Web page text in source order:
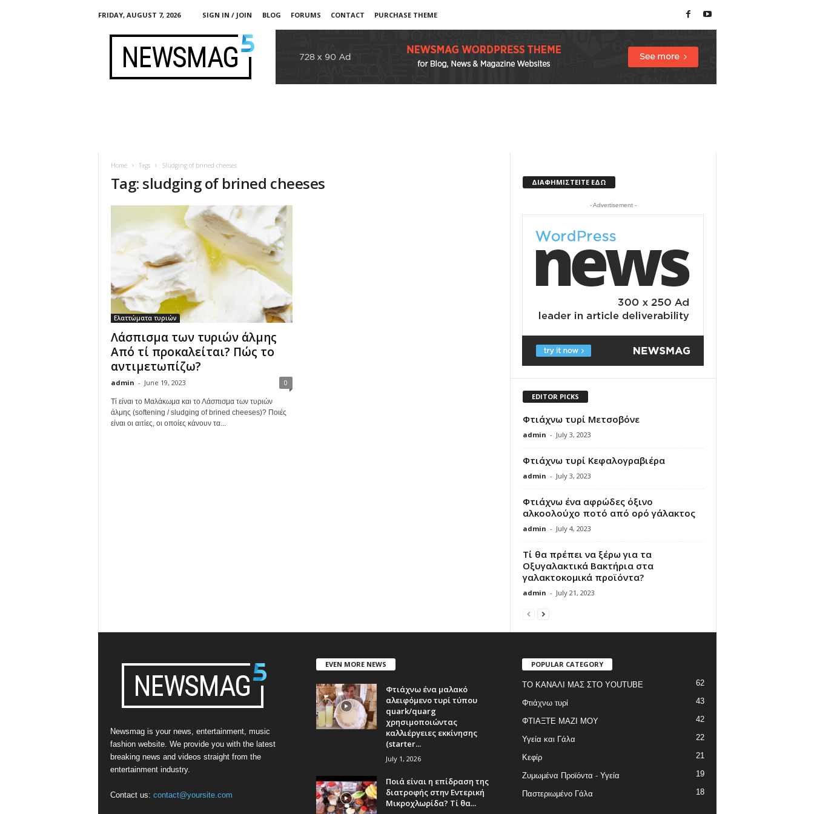
FRIDAY, AUGUST 7, 2026 SIGN IN / JOIN BLOG FORUMS CONTACT
PURCHASE THEME
Home Tags Sludging of brined cheeses
Tag: sludging of brined cheeses
Ελαττώματα τυριών
Λάσπισμα των τυριών άλμης
Από τί προκαλείται? Πώς το
αντιμετωπίζω?
admin - June 19, 2023 0
Τί είναι το Μαλάκωμα και το Λάσπισμα των τυριών
άλμης (softening / sludging of brined cheeses)? Ποιές
είναι οι αιτίες, οι οποίες κάνουν τα...
ΔΙΑΦΗΜΙΣΤΕΙΤΕ ΕΔΩ
- Advertisement -
EDITOR PICKS
Φτιάχνω τυρί Μετσοβόνε
admin - July 3, 2023
Φτιάχνω τυρί Κεφαλογραβιέρα
admin - July 3, 2023
Φτιάχνω ένα αφρώδες όξινο
αλκοολούχο ποτό από ορό γάλακτος
admin - July 4, 2023
Τί θα πρέπει να ξέρω για τα
Οξυγαλακτικά Βακτήρια στα
γαλακτοκομικά προϊόντα?
admin - July 21, 2023
Newsmag is your news, entertainment, music
fashion website. We provide you with the latest
breaking news and videos straight from the
entertainment industry.
Contact us: contact@yoursite.com
EVEN MORE NEWS
Φτιάχνω ένα μαλακό
αλειφόμενο τυρί τύπου
quark/quarg
χρησιμοποιώντας
καλλιέργειες εκκίνησης
(starter...
July 1, 2026
Ποιά είναι η επίδραση της
διατροφής στην Εντερική
Μικροχλωρίδα? Τί θα...
POPULAR CATEGORY
ΤΟ ΚΑΝΑΛΙ ΜΑΣ ΣΤΟ YOUTUBE 62
Φτιάχνω τυρί 43
ΦΤΙΑΞΤΕ ΜΑΖΙ ΜΟΥ 42
Υγεία και Γάλα 22
Κεφίρ 21
Ζυμωμένα Προϊόντα - Υγεία 19
Παστεριωμένο Γάλα 18